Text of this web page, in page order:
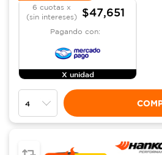
6 cuotas x
(sin intereses)
$47,651
Pagando con:
X unidad